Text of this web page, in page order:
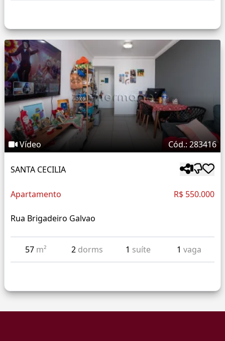
Vídeo Cód.: 283416
SANTA CECILIA
Apartamento R$ 550.000
Rua Brigadeiro Galvao
57 m² 2 dorms 1 suíte 1 vaga